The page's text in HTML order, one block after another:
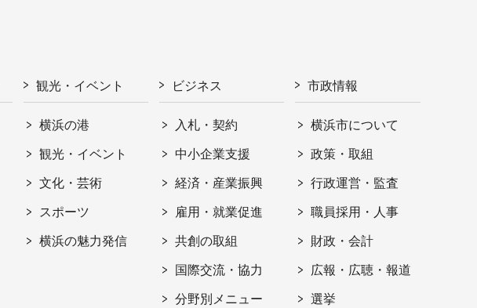
観光・イベント
横浜の港
観光・イベント
文化・芸術
スポーツ
横浜の魅力発信
ビジネス
入札・契約
中小企業支援
経済・産業振興
雇用・就業促進
共創の取組
国際交流・協力
分野別メニュー
市政情報
横浜市について
政策・取組
行政運営・監査
職員採用・人事
財政・会計
広報・広聴・報道
選挙